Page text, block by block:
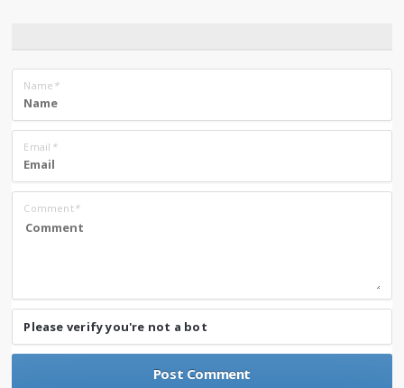
Name *
Email *
Comment*
Please verify you're not a bot